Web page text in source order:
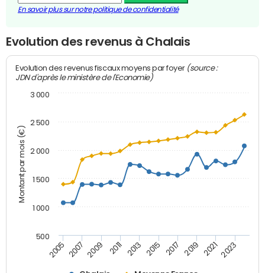
En savoir plus sur notre politique de confidentialité
Evolution des revenus à Chalais
Montant par mois (€)
Evolution des revenus fiscaux moyens par foyer (source :
JDN d'après le ministère de l'Economie)
2005 2007 2009 2011 2013 2015 2017 2019 2021 2023
500
1 000
1 500
2 000
2 500
3 000